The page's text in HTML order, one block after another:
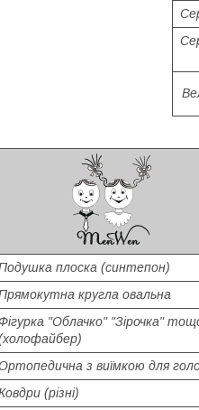
плоска (синтепон)
кругла овальна
"Облачко" "Зірочка"
з виїмкою для
(різні)